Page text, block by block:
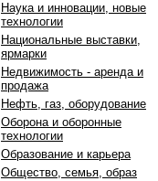
Наука и инновации, новые
технологии
Национальные выставки,
ярмарки
Недвижимость - аренда и
продажа
Нефть, газ, оборудование
Оборона и оборонные
технологии
Образование и карьера
Общество, семья, образ